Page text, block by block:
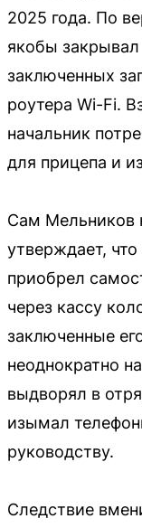
2025 года. По
якобы закрывал
заключенных
роутера Wi-Fi.
начальник
для прицепа и
Сам Мельников
утверждает,
приобрел
через кассу
заключенные
неоднократно
выдворял в
изымал
руководству.
Следствие